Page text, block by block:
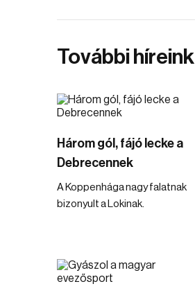
További híreink
Három gól, fájó lecke a
Debrecennek
A Koppenhága nagy falatnak
bizonyult a Lokinak.